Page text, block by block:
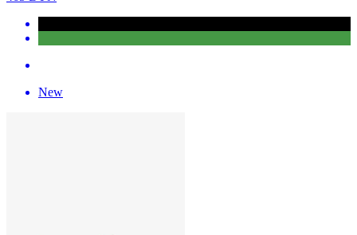
New